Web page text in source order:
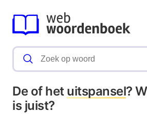
De of het uitspansel?
is juist?